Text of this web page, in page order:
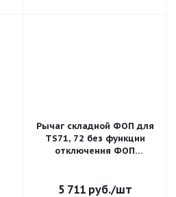
Рычаг складной ФОП для
TS71, 72 без функции
отключения ФОП
5 711руб./шт